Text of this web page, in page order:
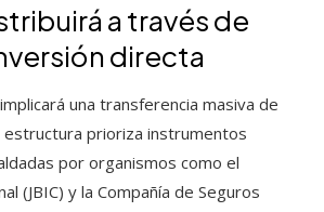
a través de
directa
una transferencia masiva de
estructura prioriza instrumentos
por organismos como el
(JBIC) y la Compañía de Seguros